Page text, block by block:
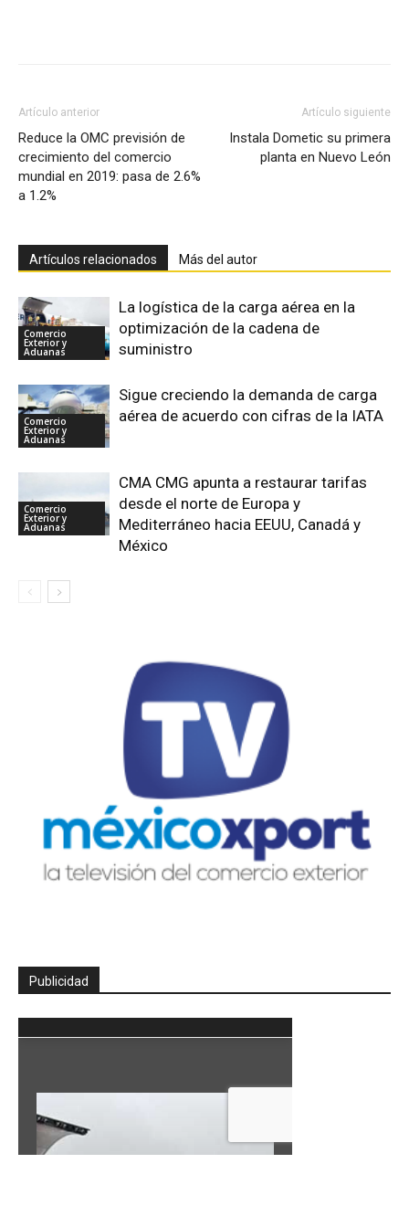
Artículo anterior
Reduce la OMC previsión de
crecimiento del comercio
mundial en 2019: pasa de 2.6%
a 1.2%
Artículo siguiente
Instala Dometic su primera
planta en Nuevo León
Artículos relacionados Más del autor
Comercio
Exterior y
Aduanas
La logística de la carga aérea en la
optimización de la cadena de
suministro
Comercio
Exterior y
Aduanas
Sigue creciendo la demanda de carga
aérea de acuerdo con cifras de la IATA
Comercio
Exterior y
Aduanas
CMA CMG apunta a restaurar tarifas
desde el norte de Europa y
Mediterráneo hacia EEUU, Canadá y
México
Publicidad